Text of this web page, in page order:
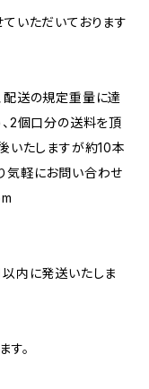
いただいております
配送の規定重量に達
2個口分の送料を頂
いたしますが約10本
気軽にお問い合わせ
内に発送いたしま
。